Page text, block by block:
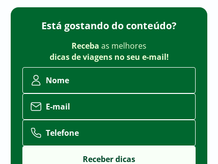
Está gostando do conteúdo?
Receba as melhores
dicas de viagens no seu e-mail!
Nome
E-mail
Telefone